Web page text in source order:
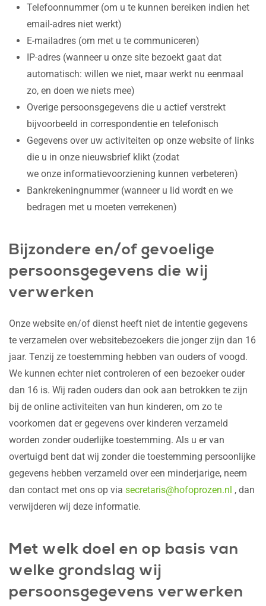
Telefoonnummer (om u te kunnen bereiken indien het
email-adres niet werkt)
E-mailadres (om met u te communiceren)
IP-adres (wanneer u onze site bezoekt gaat dat
automatisch: willen we niet, maar werkt nu eenmaal
zo, en doen we niets mee)
Overige persoonsgegevens die u actief verstrekt
bijvoorbeeld in correspondentie en telefonisch
Gegevens over uw activiteiten op onze website of links
die u in onze nieuwsbrief klikt (zodat
we onze informatievoorziening kunnen verbeteren)
Bankrekeningnummer (wanneer u lid wordt en we
bedragen met u moeten verrekenen)
Bijzondere en/of gevoelige
persoonsgegevens die wij
verwerken
Onze website en/of dienst heeft niet de intentie gegevens
te verzamelen over websitebezoekers die jonger zijn dan 16
jaar. Tenzij ze toestemming hebben van ouders of voogd.
We kunnen echter niet controleren of een bezoeker ouder
dan 16 is. Wij raden ouders dan ook aan betrokken te zijn
bij de online activiteiten van hun kinderen, om zo te
voorkomen dat er gegevens over kinderen verzameld
worden zonder ouderlijke toestemming. Als u er van
overtuigd bent dat wij zonder die toestemming persoonlijke
gegevens hebben verzameld over een minderjarige, neem
dan contact met ons op via secretaris@hofoprozen.nl , dan
verwijderen wij deze informatie.
Met welk doel en op basis van
welke grondslag wij
persoonsgegevens verwerken